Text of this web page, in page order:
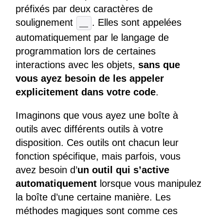
préfixés par deux caractères de
soulignement
. Elles sont appelées
automatiquement par le langage de
programmation lors de certaines
interactions avec les objets, sans que
vous ayez besoin de les appeler
explicitement dans votre code.
Imaginons que vous ayez une boîte à
outils avec différents outils à votre
disposition. Ces outils ont chacun leur
fonction spécifique, mais parfois, vous
avez besoin d’un outil qui s’active
automatiquement lorsque vous manipulez
la boîte d’une certaine manière. Les
méthodes magiques sont comme ces